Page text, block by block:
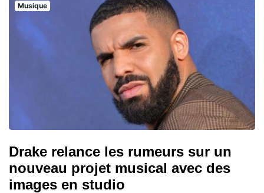
Musique
Drake relance les rumeurs sur un
nouveau projet musical avec des
images en studio